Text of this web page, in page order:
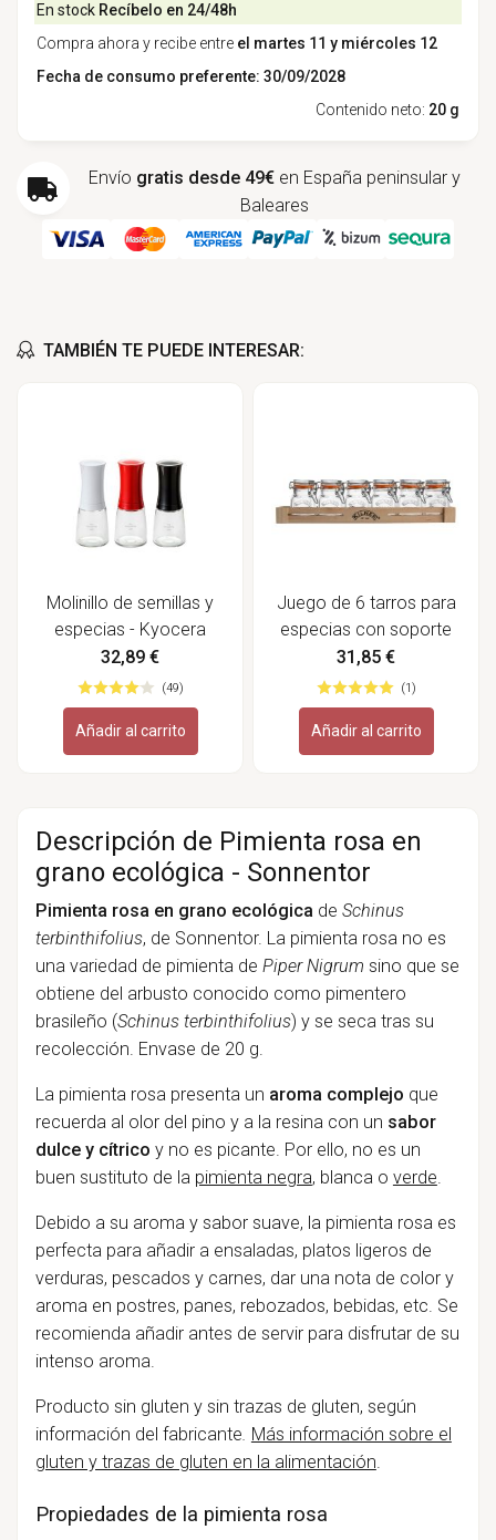
En stock Recíbelo en 24/48h
Compra ahora y recibe entre el martes 11 y miércoles 12
Fecha de consumo preferente: 30/09/2028
Contenido neto: 20 g
Envío gratis desde 49€ en España peninsular y
Baleares
TAMBIÉN TE PUEDE INTERESAR:
Molinillo de semillas y
especias - Kyocera
32,89 €
(49)
Añadir al carrito
Juego de 6 tarros para
especias con soporte
de madera - Kilner
31,85 €
(1)
Añadir al carrito
Descripción de Pimienta rosa en
grano ecológica - Sonnentor
Pimienta rosa en grano ecológica de Schinus
terbinthifolius, de Sonnentor. La pimienta rosa no es
una variedad de pimienta de Piper Nigrum sino que se
obtiene del arbusto conocido como pimentero
brasileño (Schinus terbinthifolius) y se seca tras su
recolección. Envase de 20 g.
La pimienta rosa presenta un aroma complejo que
recuerda al olor del pino y a la resina con un sabor
dulce y cítrico y no es picante. Por ello, no es un
buen sustituto de la pimienta negra, blanca o verde.
Debido a su aroma y sabor suave, la pimienta rosa es
perfecta para añadir a ensaladas, platos ligeros de
verduras, pescados y carnes, dar una nota de color y
aroma en postres, panes, rebozados, bebidas, etc. Se
recomienda añadir antes de servir para disfrutar de su
intenso aroma.
Producto sin gluten y sin trazas de gluten, según
información del fabricante. Más información sobre el
gluten y trazas de gluten en la alimentación.
Propiedades de la pimienta rosa